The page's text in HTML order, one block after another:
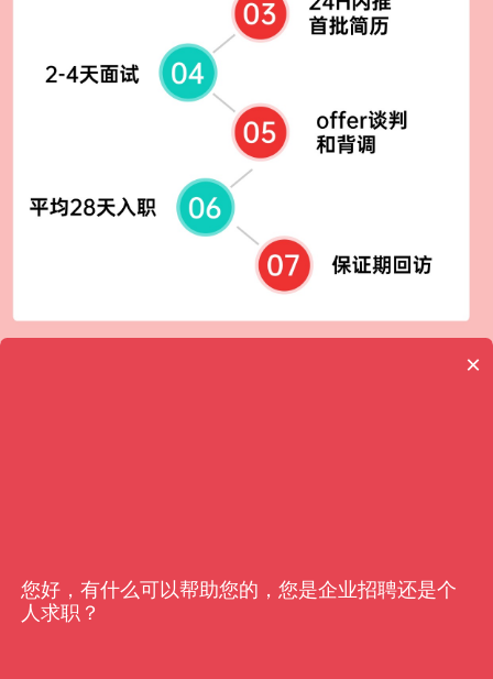
×
您好，有什么可以帮助您的，您是企业招聘还是个
人求职？